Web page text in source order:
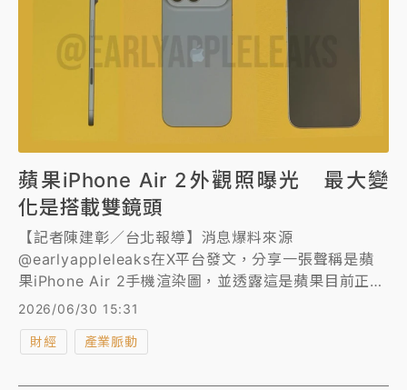
蘋果iPhone Air 2外觀照曝光 最大變
化是搭載雙鏡頭
【記者陳建彰／台北報導】消息爆料來源
@earlyappleleaks在X平台發文，分享一張聲稱是蘋
果iPhone Air 2手機渲染圖，並透露這是蘋果目前正在
測試中的設計，可能定稿成為零售版。
2026/06/30 15:31
財經 產業脈動